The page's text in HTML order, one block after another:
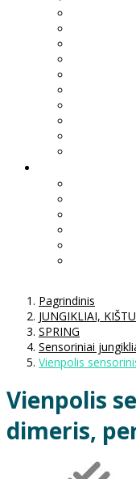
Pagrindinis
JUNGIKLIAI,
SPRING
Sensoriniai
Vienpolis
Vienpolis
dimeris,